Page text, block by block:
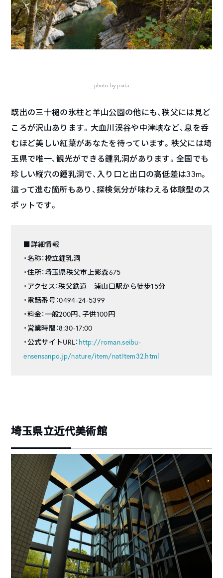
photo by pixta
既出の三十槌の氷柱と羊山公園の他にも、秩父には見ど
ころが沢山あります。大血川渓谷や中津峡など、息を呑
むほど美しい紅葉があなたを待っています。秩父には埼
玉県で唯一、観光ができる鍾乳洞があります。全国でも
珍しい縦穴の鍾乳洞で、入り口と出口の高低差は33m。
這って進む箇所もあり、探検気分が味わえる体験型のス
ポットです。
■詳細情報
・名称：橋立鍾乳洞
・住所：埼玉県秩父市上影森675
・アクセス：秩父鉄道 浦山口駅から徒歩15分
・電話番号：0494-24-5399
・料金：一般200円、子供100円
・営業時間：8:30-17:00
・公式サイトURL： http://roman.seibu-
ensensanpo.jp/nature/item/natItem32.html
埼玉県立近代美術館